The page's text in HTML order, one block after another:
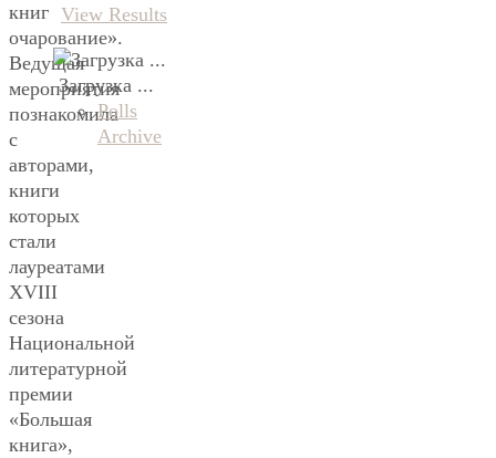
книг
очарование».
Ведущая
мероприятия
познакомила
с
авторами,
книги
которых
стали
лауреатами
XVIII
сезона
Национальной
литературной
премии
«Большая
книга»,
View Results
Загрузка ...
Polls
Archive